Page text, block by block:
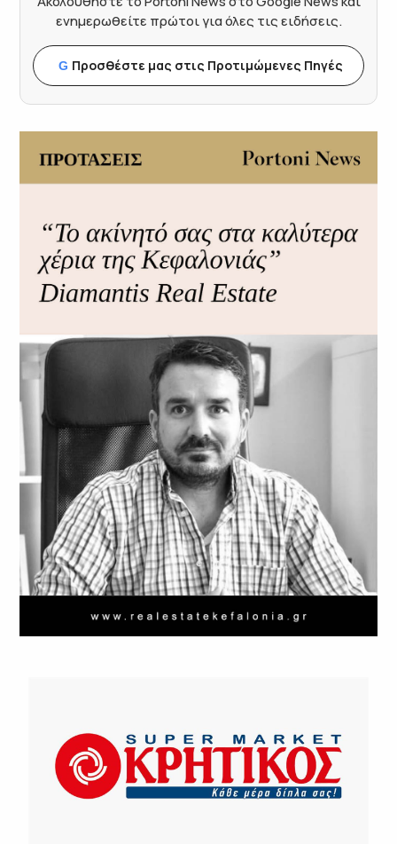
ενημερωθείτε πρώτοι για όλες τις ειδήσεις.
G Προσθέστε μας στις Προτιμώμενες Πηγές